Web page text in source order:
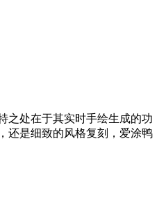
之处在于其实时手绘生成的功
还是细致的风格复刻，爱涂鸭